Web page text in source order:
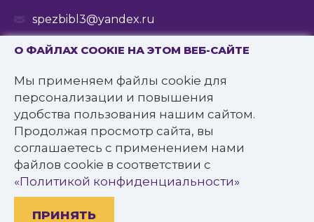
О ФАЙЛАХ COOKIE НА ЭТОМ ВЕБ-САЙТЕ
Мы применяем файлы cookie для
персонализации и повышения
удобства пользования нашим сайтом.
Продолжая просмотр сайта, вы
соглашаетесь с применением нами
файлов cookie в соответствии с
«Политикой конфиденциальности»
ПРИНЯТЬ
spezbibl3@yandex.ru
© 2016—2022 Государственное бюджетное
учреждение культуры
«Белгородская государственная специальная
библиотека для слепых им. В.Я. Ерошенко».
Все права защищены.
Политика конфиденциальности
Разработано: